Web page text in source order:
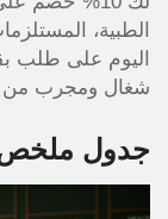
الطبية،
شغال ومجرب من
جدول ملخص